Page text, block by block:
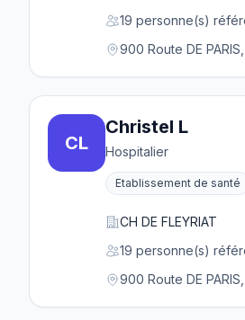
19 personne(s)
900 Route DE
CL
Christel L
Hospitalier
Etablissement de santé
CH DE FLEYRIAT
19 personne(s)
900 Route DE